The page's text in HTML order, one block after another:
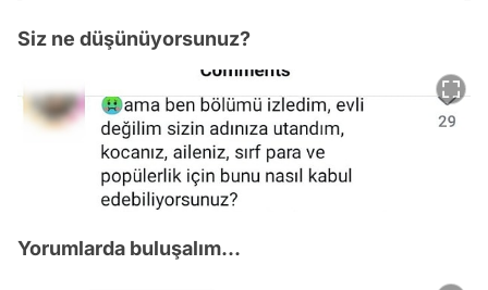
Siz ne düşünüyorsunuz?
Yorumlarda buluşalım...